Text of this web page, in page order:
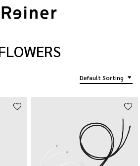
Default Sorting